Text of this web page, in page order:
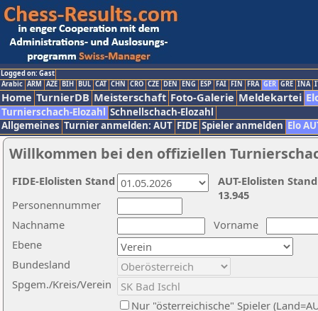
Logged on: Gast
Arabic ARM AZE BIH BUL CAT CHN CRO CZE DEN ENG ESP FAI FIN FRA GER GRE INA
Home TurnierDB Meisterschaft Foto-Galerie Meldekartei
Turnierschach-Elozahl Schnellschach-Elozahl
Allgemeines Turnier anmelden: AUT FIDE Spieler anmelden Elo
Willkommen bei den offiziellen
Nachname
Vorname
Ebene
Personennummer
Bundesland
Spgem./Kreis/Verein
Nur "österreichische" Spieler
AUT-Elolisten
13.945
FIDE-Elolisten Stand